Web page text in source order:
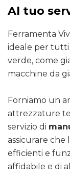
Al tuo
Ferramenta
ideale per tutti
verde, come
macchine da
Forniamo un
attrezzature
servizio di
assicurare
efficienti e
affidabile e di